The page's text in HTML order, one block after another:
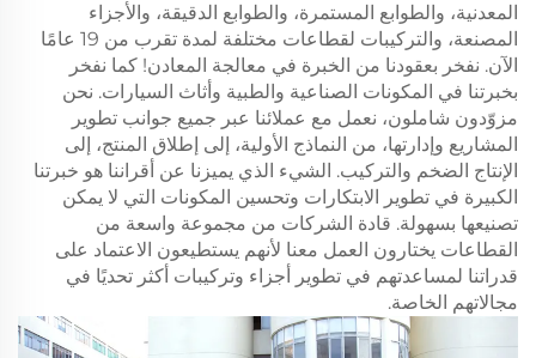
المعدنية، والطوابع المستمرة، والطوابع الدقيقة، والأجزاء
المصنعة، والتركيبات لقطاعات مختلفة لمدة تقرب من 19 عامًا
الآن. نفخر بعقودنا من الخبرة في معالجة المعادن! كما نفخر
بخبرتنا في المكونات الصناعية والطبية وأثاث السيارات. نحن
مزوّدون شاملون، نعمل مع عملائنا عبر جميع جوانب تطوير
المشاريع وإدارتها، من النماذج الأولية، إلى إطلاق المنتج، إلى
الإنتاج الضخم والتركيب. الشيء الذي يميزنا عن أقراننا هو خبرتنا
الكبيرة في تطوير الابتكارات وتحسين المكونات التي لا يمكن
تصنيعها بسهولة. قادة الشركات من مجموعة واسعة من
القطاعات يختارون العمل معنا لأنهم يستطيعون الاعتماد على
قدراتنا لمساعدتهم في تطوير أجزاء وتركيبات أكثر تحديًا في
مجالاتهم الخاصة.